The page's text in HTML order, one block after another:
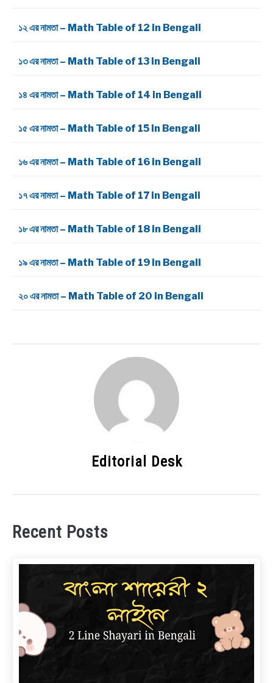
১২ এর নামতা – Math Table of 12 in Bengali
১৩ এর নামতা – Math Table of 13 in Bengali
১৪ এর নামতা – Math Table of 14 in Bengali
১৫ এর নামতা – Math Table of 15 in Bengali
১৬ এর নামতা – Math Table of 16 in Bengali
১৭ এর নামতা – Math Table of 17 in Bengali
১৮ এর নামতা – Math Table of 18 in Bengali
১৯ এর নামতা – Math Table of 19 in Bengali
২০ এর নামতা – Math Table of 20 in Bengali
Editorial Desk
Recent Posts